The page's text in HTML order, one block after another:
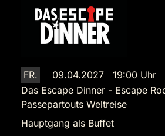
FR.
09.04.2027 19:00 Uhr
Das Escape Dinner - Escape
Passepartouts Weltreise
Hauptgang als Buffet